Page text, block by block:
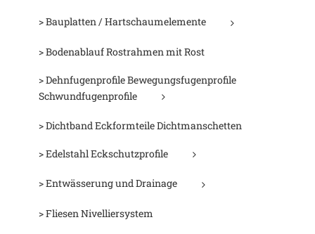
> Bauplatten / Hartschaumelemente
> Bodenablauf Rostrahmen mit Rost
> Dehnfugenprofile Bewegungsfugenprofile
Schwundfugenprofile
> Dichtband Eckformteile Dichtmanschetten
> Edelstahl Eckschutzprofile
> Entwässerung und Drainage
> Fliesen Nivelliersystem